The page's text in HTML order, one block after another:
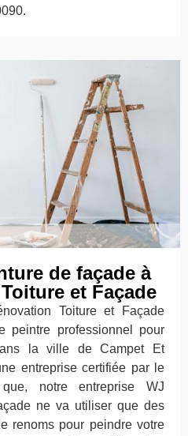
de façade à
et Façade
Toiture et Façade
peintre professionnel pour
la ville de Campet Et
entreprise certifiée par le
notre entreprise WJ
ne va utiliser que des
renoms pour peindre votre